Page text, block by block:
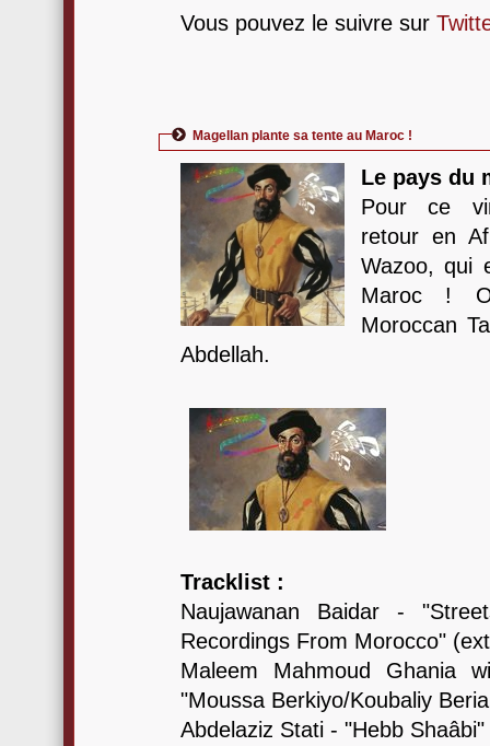
Vous pouvez le suivre sur
Magellan plante sa tente au Maroc !
Le pays du
Pour ce
retour en
Wazoo, qui
Maroc !
Moroccan
Abdellah.
Tracklist :
Naujawanan Baidar -
Recordings From Morocco"
Maleem Mahmoud Ghania
"Moussa Berkiyo/Koubaliy
Abdelaziz Stati - "Hebb Shaâbi"